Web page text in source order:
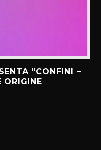
“CONFINI –
ORIGINE